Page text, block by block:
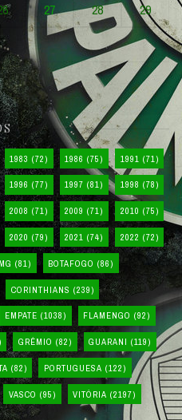
27 28
29
1983 (72) 1986 (75) 1991 (71)
1996 (77) 1997 (81) 1998 (78)
2008 (71) 2009 (71) 2010 (75)
2020 (79) 2021 (74) 2022 (72)
(81) BOTAFOGO (86)
CORINTHIANS (239)
EMPATE (1038) FLAMENGO (92)
GRÊMIO (82) GUARANI (119)
(82) PORTUGUESA (122)
VASCO (95) VITÓRIA (2197)